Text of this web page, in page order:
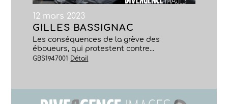
12 mars 2023
GILLES BASSIGNAC
Les conséquences de la grève des
éboueurs, qui protestent contre...
GBS1947001 Détail